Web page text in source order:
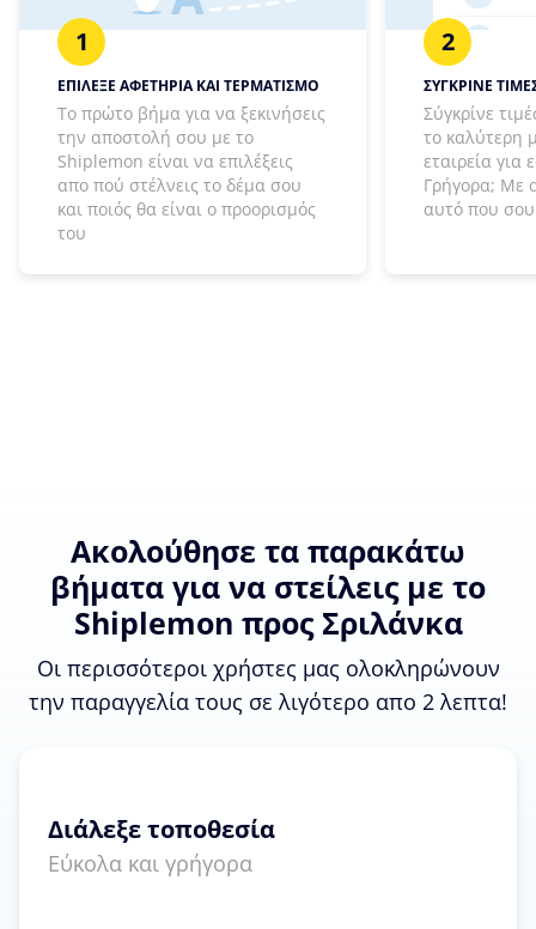
1
ΕΠΙΛΕΞΕ ΑΦΕΤΗΡΙΑ ΚΑΙ ΤΕΡΜΑΤΙΣΜΟ
Το πρώτο βήμα για να ξεκινήσεις
την αποστολή σου με το
Shiplemon είναι να επιλέξεις
απο πού στέλνεις το δέμα σου
και ποιός θα είναι ο προορισμός
του
2
ΣΥΓΚΡΙΝΕ
Σύγκρίνε
το καλύτερη
εταιρεία
Γρήγορα; Με
αυτό που σου
Ακολούθησε τα παρακάτω
βήματα για να στείλεις με το
Shiplemon προς Σριλάνκα
Οι περισσότεροι χρήστες μας ολοκληρώνουν
την παραγγελία τους σε λιγότερο απο 2 λεπτα!
Διάλεξε τοποθεσία
Εύκολα και γρήγορα